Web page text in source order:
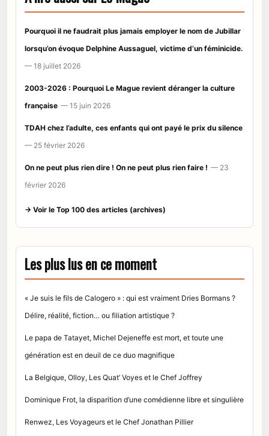
Pourquoi il ne faudrait plus jamais employer le nom de Jubillar
lorsqu’on évoque Delphine Aussaguel, victime d’un féminicide.
— 18 juillet 2026
2003-2026 : Pourquoi Le Mague revient déranger la culture
française — 15 juin 2026
TDAH chez l’adulte, ces enfants qui ont payé le prix du silence
— 25 février 2026
On ne peut plus rien dire ! On ne peut plus rien faire ! — 23
février 2026
→ Voir le Top 100 des articles (archives)
Les plus lus en ce moment
« Je suis le fils de Calogero » : qui est vraiment Dries Bormans ?
Délire, réalité, fiction… ou filiation artistique ?
Le papa de Tatayet, Michel Dejeneffe est mort, et toute une
génération est en deuil de ce duo magnifique
La Belgique, Olloy, Les Quat’ Voyes et le Chef Joffrey
Dominique Frot, la disparition d’une comédienne libre et singulière
Renwez, Les Voyageurs et le Chef Jonathan Pillier